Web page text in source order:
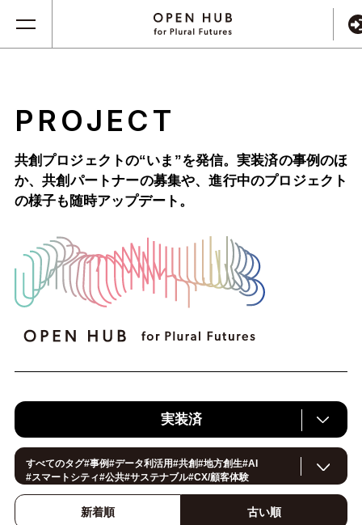
PROJECT
共創プロジェクトの“いま”を発信。実装済の事例のほ
か、共創パートナーの募集や、進行中のプロジェクト
の様子も随時アップデート。
実装済
すべてのタグ#事例#データ利活用#共創#地方創生#AI
#スマートシティ#公共#サステナブル#CX/顧客体験
イノベーション#IoT
スマートファクトリー
スマートライフ
ロボティクス
新着順 古い順